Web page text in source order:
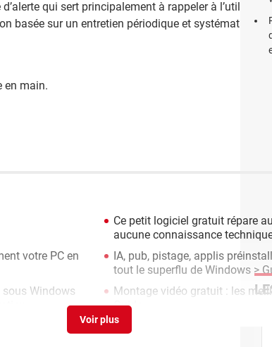
d’alerte qui sert principalement à rappeler à
basée sur un entretien périodique et systématique.
en main.
Ce petit logiciel gratuit répare
aucune connaissance
votre PC en
IA, pub, pistage, applis
tout le superflu de Windows >
Windows
Montage vidéo gratuit : les
Guide